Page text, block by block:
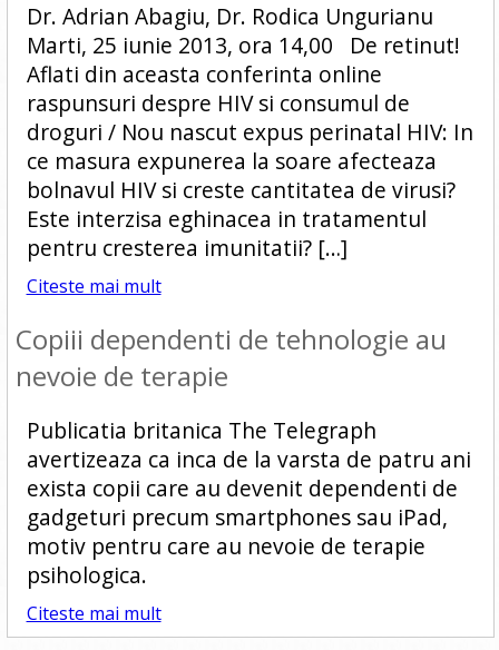
Dr. Adrian Abagiu, Dr. Rodica Ungurianu
Marti, 25 iunie 2013, ora 14,00 De retinut!
Aflati din aceasta conferinta online
raspunsuri despre HIV si consumul de
droguri / Nou nascut expus perinatal HIV: In
ce masura expunerea la soare afecteaza
bolnavul HIV si creste cantitatea de virusi?
Este interzisa eghinacea in tratamentul
pentru cresterea imunitatii? […]
Citeste mai mult
Copiii dependenti de tehnologie au
nevoie de terapie
Publicatia britanica The Telegraph
avertizeaza ca inca de la varsta de patru ani
exista copii care au devenit dependenti de
gadgeturi precum smartphones sau iPad,
motiv pentru care au nevoie de terapie
psihologica.
Citeste mai mult